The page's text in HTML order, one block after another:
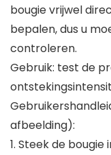
bougie vrijwel
bepalen, dus u
controleren.
Gebruik: test de
afbeelding):
1. Steek de